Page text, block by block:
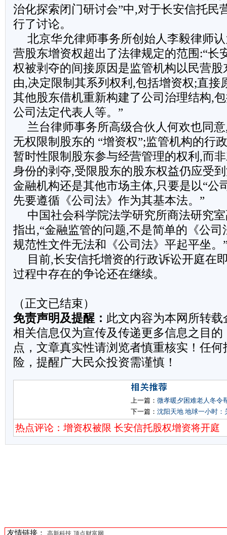
治化探索闭门研讨会”中,对于长安信托民
行了讨论。
北京华允律师事务所创始人李毅律师
营股东增资权超出了法律规定的范围:“长
权被剥夺的间接原因是监管机构以民营
由,决定限制其系列权利,包括增资权;直接
其他股东借机重新构建了公司治理结构,
公司法定代表人等。”
兰台律师事务所高级合伙人何欢也同
无权限制股东的 “增资权”;监管机构的行
暂时性限制股东参与经营管理的权利,而
身份的剥夺,受限股东的股东权益仍应受
金融机构还是其他市场主体,只要是以“公
先要遵循《公司法》作为其基本法。”
中国社会科学院法学研究所商法研究
指出,“金融监管的问题,不是简单的《公
规范性文件无法和《公司法》平起平坐。
目前,长安信托增资的行政诉讼开庭在
过程中存在的争论还在继续。
（正文已结束）
免责声明及提醒： 此文内容为本网所转
相关信息仅为宣传及传递更多信息之目
点，文章真实性请浏览者慎重核实！任
险，提醒广大民众投资需谨慎！
上一篇： 微孝暖夕困难老人冬令
下一篇： 沈阳天地 地球一小时：
热点评论：增资权被限 长安信托股权增资将开庭
友情链接： 高新科技 顶点财富网